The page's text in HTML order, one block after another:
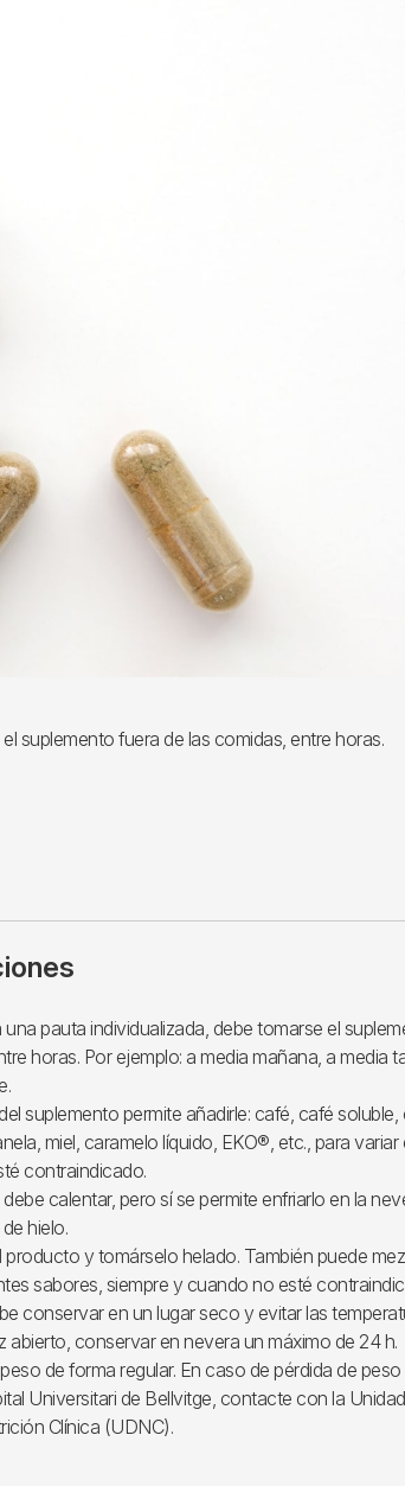
suplemento fuera de las comidas, entre horas.
pauta individualizada, debe tomarse el
horas. Por ejemplo: a media mañana, a media
suplemento permite añadirle: café, café
miel, caramelo líquido, EKO®, etc., para variar
contraindicado.
calentar, pero sí se permite enfriarlo en la
hielo.
producto y tomárselo helado. También puede
sabores, siempre y cuando no esté
conservar en un lugar seco y evitar las
abierto, conservar en nevera un máximo de 24 h.
de forma regular. En caso de pérdida de
Universitari de Bellvitge, contacte con la Unidad
Clínica (UDNC).